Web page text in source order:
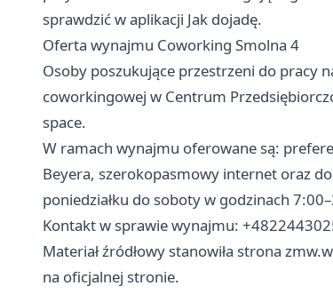
sprawdzić w aplikacji Jak dojadę.
Oferta wynajmu Coworking Smolna 4
Osoby poszukujące przestrzeni do pracy
coworkingowej w Centrum
space.
W ramach wynajmu oferowane są:
Beyera, szerokopasmowy internet oraz
poniedziałku do soboty w godzinach
Kontakt w sprawie wynajmu:
Materiał źródłowy stanowiła strona
na oficjalnej stronie.